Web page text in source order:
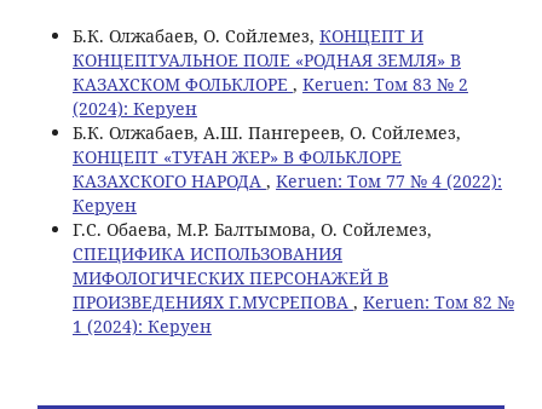
Б.К. Олжабаев, О. Сойлемез, КОНЦЕПТ И
КОНЦЕПТУАЛЬНОЕ ПОЛЕ «РОДНАЯ ЗЕМЛЯ» В
КАЗАХСКОМ ФОЛЬКЛОРЕ , Keruen: Том 83 № 2
(2024): Керуен
Б.К. Олжабаев, А.Ш. Пангереев, О. Сойлемез,
КОНЦЕПТ «ТУҒАН ЖЕР» В ФОЛЬКЛОРЕ
КАЗАХСКОГО НАРОДА , Keruen: Том 77 № 4 (2022):
Керуен
Г.С. Обаева, М.Р. Балтымова, О. Сойлемез,
СПЕЦИФИКА ИСПОЛЬЗОВАНИЯ
МИФОЛОГИЧЕСКИХ ПЕРСОНАЖЕЙ В
ПРОИЗВЕДЕНИЯХ Г.МУСРЕПОВА , Keruen: Том 82 №
1 (2024): Керуен